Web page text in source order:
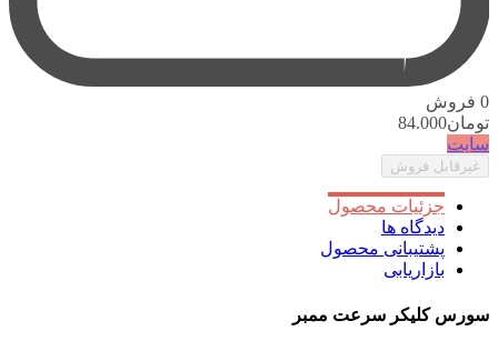
0 فروش
تومان84.000
سایت
غیرقابل فروش
جزئیات محصول
دیدگاه ها
پشتیبانی محصول
بازاریابی
سورس کلیکر سرعت ممبر